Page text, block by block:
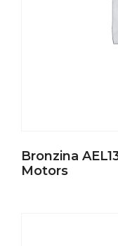
Bronzina
Motors